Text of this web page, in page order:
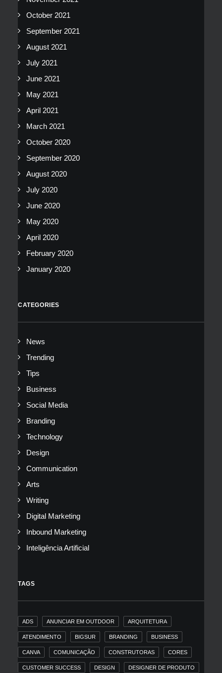
October 2021
September 2021
August 2021
July 2021
June 2021
May 2021
April 2021
March 2021
October 2020
September 2020
August 2020
July 2020
June 2020
May 2020
April 2020
February 2020
January 2020
CATEGORIES
News
Trending
Tips
Business
Social Media
Branding
Technology
Design
Communication
Arts
Writing
Digital Marketing
Inbound Marketing
Inteligência Artificial
TAGS
ADS ANUNCIAR EM OUTDOOR ARQUITETURA
ATENDIMENTO BIGSUR BRANDING BUSINESS
CANVA COMUNICAÇÃO CONSTRUTORAS CORES
CUSTOMER SUCCESS DESIGN DESIGNER DE PRODUTO